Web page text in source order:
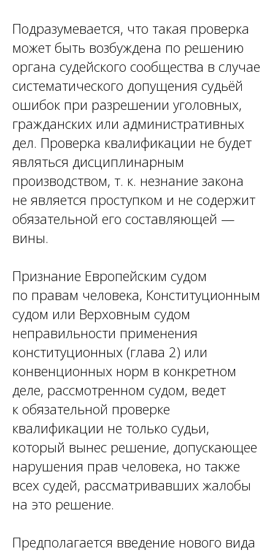
Подразумевается, что такая проверка
может быть возбуждена по решению
органа судейского сообщества в случае
систематического допущения судьёй
ошибок при разрешении уголовных,
гражданских или административных
дел. Проверка квалификации не будет
являться дисциплинарным
производством, т. к. незнание закона
не является проступком и не содержит
обязательной его составляющей —
вины.
Признание Европейским судом
по правам человека, Конституционным
судом или Верховным судом
неправильности применения
конституционных (глава 2) или
конвенционных норм в конкретном
деле, рассмотренном судом, ведет
к обязательной проверке
квалификации не только судьи,
который вынес решение, допускающее
нарушения прав человека, но также
всех судей, рассматривавших жалобы
на это решение.
Предполагается введение нового вида